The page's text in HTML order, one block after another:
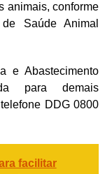
animais, conforme
Saúde Animal
e Abastecimento
para demais
DDG 0800
facilitar